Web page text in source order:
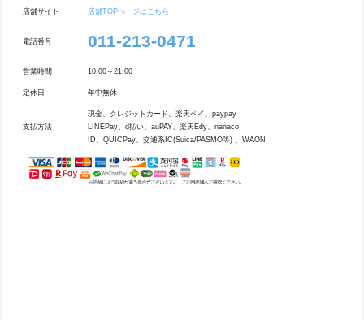
店舗サイト 店舗TOPぺージはこちら
電話番号 011-213-0471
営業時間 10:00～21:00
定休日 年中無休
支払方法
現金、クレジットカード、楽天ペイ、paypay
LINEPay、d払い、auPAY、楽天Edy、nanaco
ID、QUICPay、交通系IC(Suica/PASMO等) 、WAON